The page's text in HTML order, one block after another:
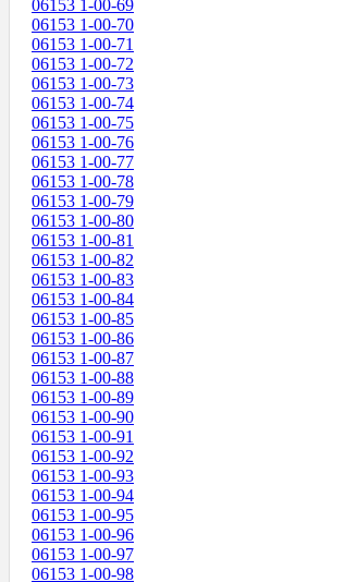
06153 1-00-69
06153 1-00-70
06153 1-00-71
06153 1-00-72
06153 1-00-73
06153 1-00-74
06153 1-00-75
06153 1-00-76
06153 1-00-77
06153 1-00-78
06153 1-00-79
06153 1-00-80
06153 1-00-81
06153 1-00-82
06153 1-00-83
06153 1-00-84
06153 1-00-85
06153 1-00-86
06153 1-00-87
06153 1-00-88
06153 1-00-89
06153 1-00-90
06153 1-00-91
06153 1-00-92
06153 1-00-93
06153 1-00-94
06153 1-00-95
06153 1-00-96
06153 1-00-97
06153 1-00-98